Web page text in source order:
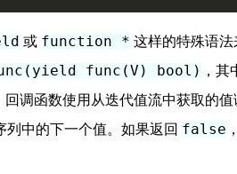
或 function * 这样的特殊语
func(V) bool) ，
调函数使用从迭代值流中获取的
列中的下一个值。如果返回 false